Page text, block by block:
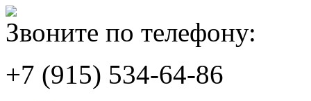
Звоните по телефону:
+7 (915) 534-64-86